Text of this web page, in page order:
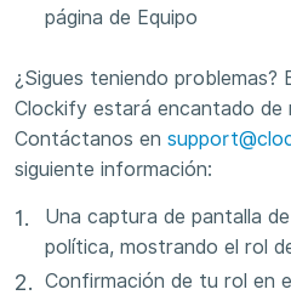
página de Equipo
¿Sigues teniendo problemas?
Clockify estará encantado de
Contáctanos en
siguiente información:
Una captura de pantalla
política, mostrando el rol
Confirmación de tu rol en